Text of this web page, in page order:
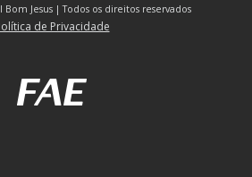
Jesus | Todos os direitos reservados
de Privacidade